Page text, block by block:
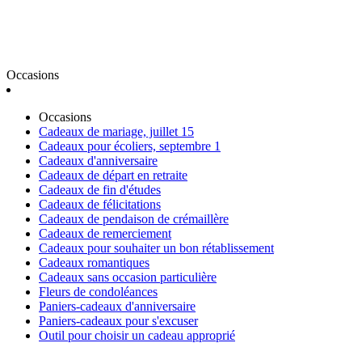
Occasions
Occasions
Cadeaux de mariage, juillet 15
Cadeaux pour écoliers, septembre 1
Cadeaux d'anniversaire
Cadeaux de départ en retraite
Cadeaux de fin d'études
Cadeaux de félicitations
Cadeaux de pendaison de crémaillère
Cadeaux de remerciement
Cadeaux pour souhaiter un bon rétablissement
Cadeaux romantiques
Cadeaux sans occasion particulière
Fleurs de condoléances
Paniers-cadeaux d'anniversaire
Paniers-cadeaux pour s'excuser
Outil pour choisir un cadeau approprié